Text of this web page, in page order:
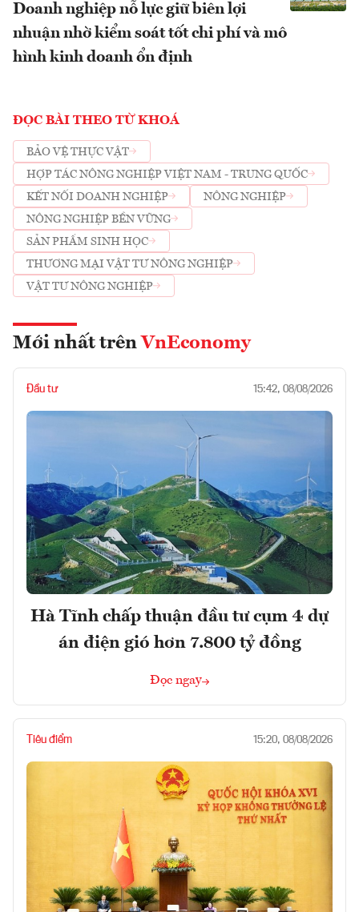
Doanh nghiệp nỗ lực giữ biên lợi
nhuận nhờ kiểm soát tốt chi phí và mô
hình kinh doanh ổn định
ĐỌC BÀI THEO TỪ KHOÁ
BẢO VỆ THỰC VẬT
HỢP TÁC NÔNG NGHIỆP VIỆT NAM - TRUNG QUỐC
KẾT NỐI DOANH NGHIỆP
NÔNG NGHIỆP
NÔNG NGHIỆP BỀN VỮNG
SẢN PHẨM SINH HỌC
THƯƠNG MẠI VẬT TƯ NÔNG NGHIỆP
VẬT TƯ NÔNG NGHIỆP
Mới nhất trên VnEconomy
Đầu tư 15:42, 08/08/2026
Hà Tĩnh chấp thuận đầu tư cụm 4 dự
án điện gió hơn 7.800 tỷ đồng
Đọc ngay
Tiêu điểm 15:20, 08/08/2026